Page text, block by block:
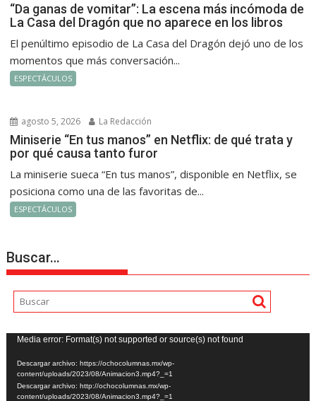
“Da ganas de vomitar”: La escena más incómoda de
La Casa del Dragón que no aparece en los libros
El penúltimo episodio de La Casa del Dragón dejó uno de los
momentos que más conversación...
ESPECTÁCULOS
agosto 5, 2026 La Redacción
Miniserie “En tus manos” en Netflix: de qué trata y
por qué causa tanto furor
La miniserie sueca “En tus manos”, disponible en Netflix, se
posiciona como una de las favoritas de...
ESPECTÁCULOS
Buscar…
Reproductor
de
vídeo
Media error: Format(s) not supported or source(s) not found
Descargar archivo: https://ochocolumnas.mx/wp-
content/uploads/2023/08/Animacion3.mp4?_=1
Descargar archivo: http://ochocolumnas.mx/wp-
content/uploads/2023/08/Animacion3.mp4?_=1